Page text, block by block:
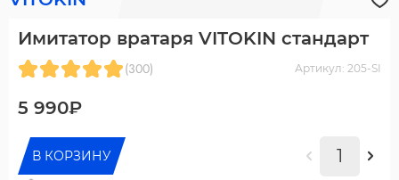
Имитатор вратаря VITOKIN стандарт
(300) Артикул: 205-SI
5 990₽
В КОРЗИНУ